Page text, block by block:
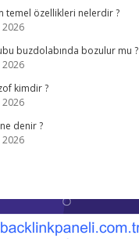
temel özellikleri nelerdir ?
2026
buzdolabında bozulur mu ?
2026
kimdir ?
2026
denir ?
2026